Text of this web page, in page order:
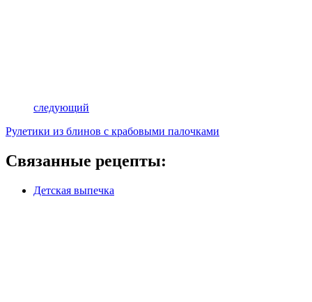
следующий
Рулетики из блинов с крабовыми палочками
Связанные рецепты:
Детская выпечка